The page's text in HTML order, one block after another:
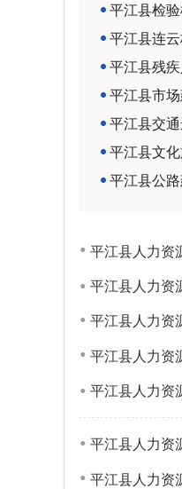
平江县检
平江县连
平江县残
平江县市
平江县交
平江县文
平江县公
平江县人力资
平江县人力资
平江县人力资
平江县人力资
平江县人力资
平江县人力资
平江县人力资